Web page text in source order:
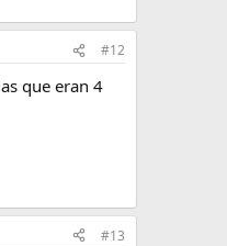
#12
que eran 4
#13